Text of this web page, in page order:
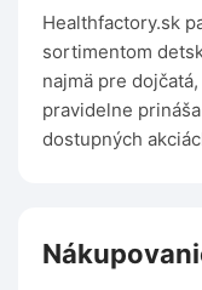
Healthfactory.sk
sortimentom
najmä pre
pravidelne
dostupných